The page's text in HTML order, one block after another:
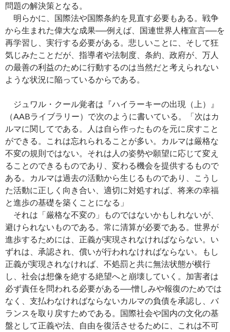
問題の解決策となる。
明らかに、国際法や国際条約を見直す必要もある。戦争
から生まれた偉大な成果──例えば、国連世界人権宣言──を
再学習し、実行する必要がある。悲しいことに、そして狂
気じみたことだが、指導者や法制度、条約、政府が、万人
の最善の利益のために行動するのは当然だと考えられない
ような状況に陥っているからである。
ジュワル・クール覚者は『ハイラーキーの出現（上）』
（AABライブラリー）で次のように書いている。「次はカ
ルマに関してである。人は自ら作ったものを元に戻すこと
ができる。これは忘れられることが多い。カルマは厳格な
不変の規則ではない。それは人の姿勢や願望に応じて変え
ることのできるものであり、変わる機会を提供するもので
ある。カルマは過去の活動から生じるものであり、こうし
た活動に正しく向き合い、適切に対処すれば、将来の幸福
と進歩の基礎を築くことになる」
それは「厳格な不変の」ものではないかもしれないが、
避けられないものである。常に清算が必要である。世界が
進歩するためには、正義が実現されなければならない。い
ずれは、承認され、償いが行われなければならない。もし
正義が実現されなければ、不処罰と共に無法状態が横行
し、社会は想像を絶する絶望へと崩壊していく。加害者は
必ず責任を問われる必要がある──憎しみや報復のためでは
なく、支払わなければならないカルマの負債を承認し、バ
ランスを取り戻すためである。国際社会や国内の文化の基
盤として正義や法、自由を復活させるために、これは不可